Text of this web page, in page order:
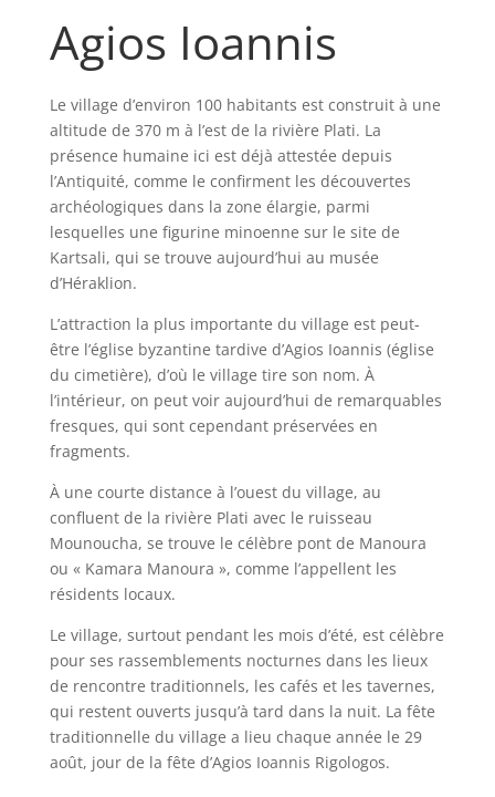
Agios Ioannis
Le village d’environ 100 habitants est construit à une
altitude de 370 m à l’est de la rivière Plati. La
présence humaine ici est déjà attestée depuis
l’Antiquité, comme le confirment les découvertes
archéologiques dans la zone élargie, parmi
lesquelles une figurine minoenne sur le site de
Kartsali, qui se trouve aujourd’hui au musée
d’Héraklion.
L’attraction la plus importante du village est peut-
être l’église byzantine tardive d’Agios Ioannis (église
du cimetière), d’où le village tire son nom. À
l’intérieur, on peut voir aujourd’hui de remarquables
fresques, qui sont cependant préservées en
fragments.
À une courte distance à l’ouest du village, au
confluent de la rivière Plati avec le ruisseau
Mounoucha, se trouve le célèbre pont de Manoura
ou « Kamara Manoura », comme l’appellent les
résidents locaux.
Le village, surtout pendant les mois d’été, est célèbre
pour ses rassemblements nocturnes dans les lieux
de rencontre traditionnels, les cafés et les tavernes,
qui restent ouverts jusqu’à tard dans la nuit. La fête
traditionnelle du village a lieu chaque année le 29
août, jour de la fête d’Agios Ioannis Rigologos.